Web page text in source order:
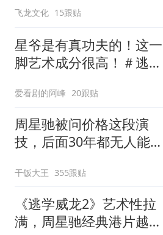
飞龙文化 15跟贴
星爷是有真功夫的！这一
脚艺术成分很高！＃逃学
爱看剧的阿峰 20跟贴
周星驰被问价格这段演
技，后面30年都无人能
干饭大王 355跟贴
《逃学威龙2》艺术性拉
满，周星驰经典港片越品